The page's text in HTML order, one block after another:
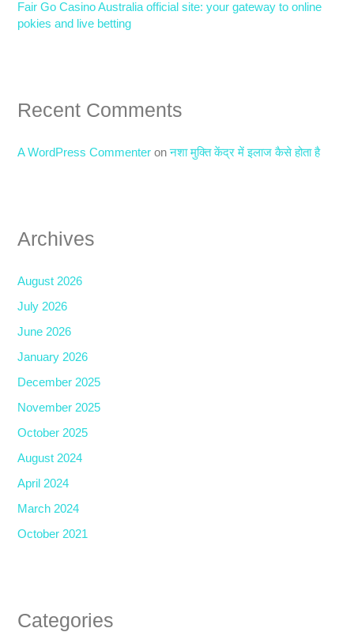
Fair Go Casino Australia official site: your gateway to online
pokies and live betting
Recent Comments
A WordPress Commenter onनशा मुक्ति केंद्र में इलाज कैसे होता है
Archives
August 2026
July 2026
June 2026
January 2026
December 2025
November 2025
October 2025
August 2024
April 2024
March 2024
October 2021
Categories